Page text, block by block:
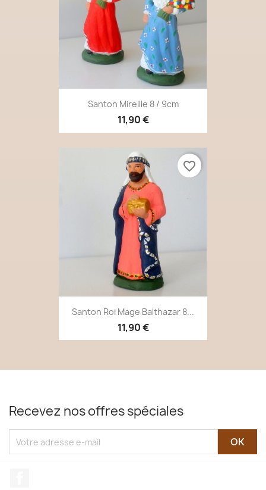
Santon Mireille 8 / 9cm
11,90 €
Santon Roi Mage Balthazar 8...
11,90 €
favorite_border
Recevez nos offres spéciales